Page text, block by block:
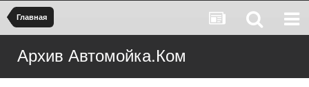
Главная
Архив Автомойка.Ком